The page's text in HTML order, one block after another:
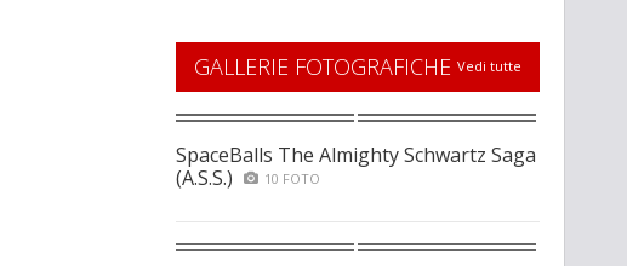
GALLERIE FOTOGRAFICHE Vedi tutte
SpaceBalls The Almighty Schwartz Saga
(A.S.S.)
10 FOTO